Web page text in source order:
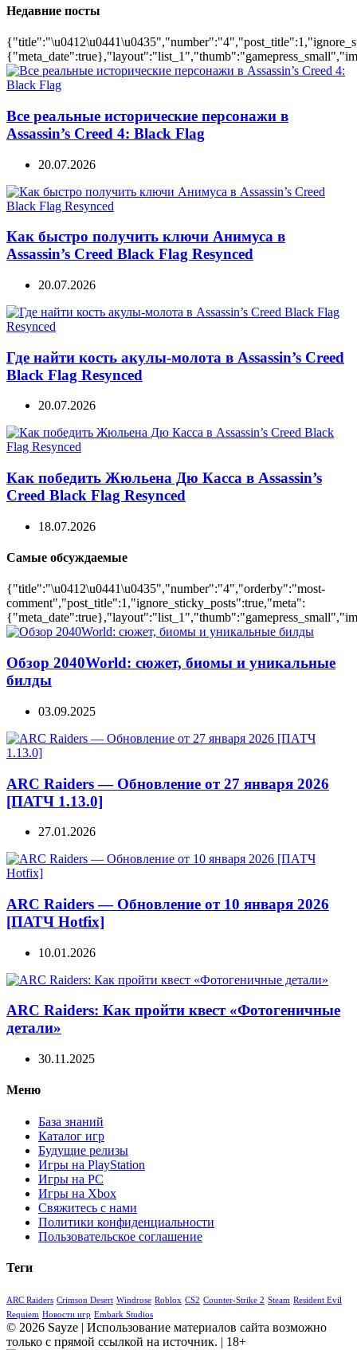
Недавние посты
Все реальные исторические персонажи в
Assassin’s Creed 4: Black Flag
20.07.2026
Как быстро получить ключи Анимуса в
Assassin’s Creed Black Flag Resynced
20.07.2026
Где найти кость акулы-молота в Assassin’s Creed
Black Flag Resynced
20.07.2026
Как победить Жюльена Дю Касса в Assassin’s
Creed Black Flag Resynced
18.07.2026
Самые обсуждаемые
{"title":"\u0412\u0441\u0435","number":"4","orderby":"most-
comment","post_title":1,"ignore_sticky_posts":true,"meta":
Обзор 2040World: сюжет, биомы и уникальные
билды
03.09.2025
ARC Raiders — Обновление от 27 января 2026
[ПАТЧ 1.13.0]
27.01.2026
ARC Raiders — Обновление от 10 января 2026
[ПАТЧ Hotfix]
10.01.2026
ARC Raiders: Как пройти квест «Фотогеничные
детали»
30.11.2025
Меню
База знаний
Каталог игр
Будущие релизы
Игры на PlayStation
Игры на PC
Игры на Xbox
Свяжитесь с нами
Политики конфиденциальности
Пользовательское соглашение
Теги
ARC Raiders Crimson Desert Windrose Roblox CS2 Counter-Strike 2 Steam Resident Evil
Requiem Новости игр Embark Studios
© 2026 Sayze | Использование материалов сайта возможно
только с прямой ссылкой на источник. | 18+